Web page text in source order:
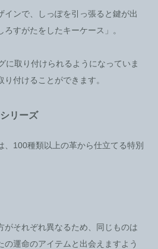
インで、しっぽを引っ張ると鍵が出
すがたをしたキーケース」。
に取り付けられるようになっていま
付けることができます。
リーズ
、100種類以上の革から仕立てる特別
がそれぞれ異なるため、同じものは
の運命のアイテムと出会えますよう